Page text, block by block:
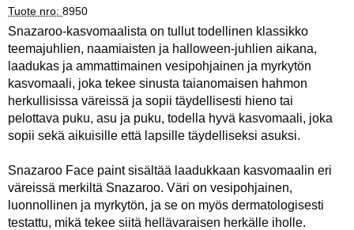
Tuote nro: 8950
Snazaroo-kasvomaalista on tullut todellinen klassikko
teemajuhlien, naamiaisten ja halloween-juhlien aikana,
laadukas ja ammattimainen vesipohjainen ja myrkytön
kasvomaali, joka tekee sinusta taianomaisen hahmon
herkullisissa väreissä ja sopii täydellisesti hieno tai
pelottava puku, asu ja puku, todella hyvä kasvomaali, joka
sopii sekä aikuisille että lapsille täydelliseksi asuksi.
Snazaroo Face paint sisältää laadukkaan kasvomaalin eri
väreissä merkiltä Snazaroo. Väri on vesipohjainen,
luonnollinen ja myrkytön, ja se on myös dermatologisesti
testattu, mikä tekee siitä hellävaraisen herkälle iholle.